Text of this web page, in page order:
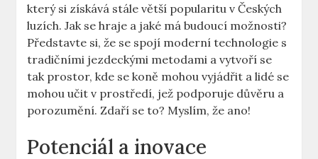
který si získává stále větší popularitu v Českých
luzích. Jak se hraje a jaké má budoucí možnosti?
Představte si, že se spojí moderní technologie s
tradičními jezdeckými metodami a vytvoří se
tak prostor, kde se koně mohou vyjádřit a lidé se
mohou učit v prostředí, jež podporuje důvěru a
porozumění. Zdaří se to? Myslím, že ano!
Potenciál a inovace